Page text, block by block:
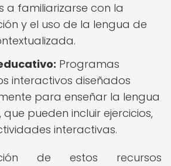
a familiarizarse con la
y el uso de la lengua de
Programas
interactivos diseñados
para enseñar la lengua
pueden incluir ejercicios,
interactivas.
de estos recursos